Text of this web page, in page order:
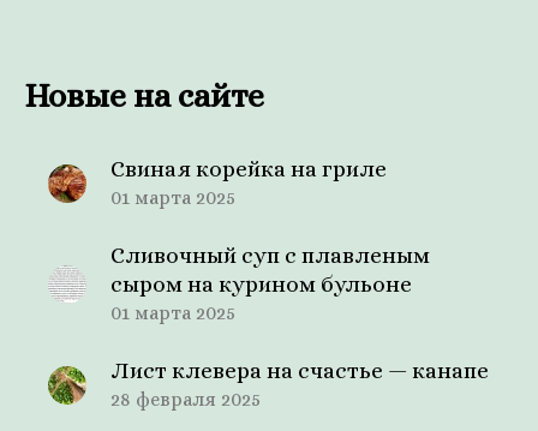
Новые на сайте
Свиная корейка на гриле
01 марта 2025
Сливочный суп с плавленым
сыром на курином бульоне
01 марта 2025
Лист клевера на счастье — канапе
28 февраля 2025